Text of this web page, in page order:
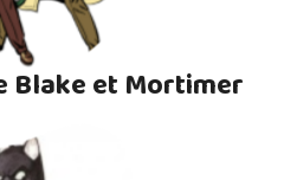
Blake et Mortimer